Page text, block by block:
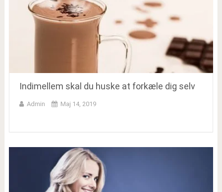
Indimellem skal du huske at forkæle dig selv
Admin Maj 14, 2019